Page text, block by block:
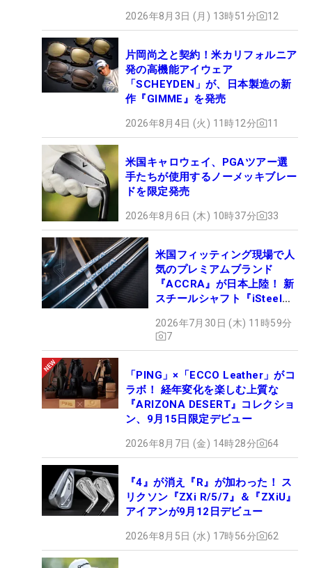
2026年8月3日 (月) 13時51分 12
片岡尚之と契約！米カリフォルニア
発の高機能アイウェア
「SCHEYDEN」が、日本製造の新
作『GIMME』を発売
2026年8月4日 (火) 11時12分 11
米国キャロウェイ、PGAツアー選
手たちが使用するノーメッキブレー
ドを限定発売
2026年8月6日 (木) 10時37分 33
米国フィッティング現場で人
気のプレミアムブランド
『ACCRA』が日本上陸！ 新
スチールシャフト『iSteel
2026年7月30日 (木) 11時59分
7
「PING」×「ECCO Leather」がコ
ラボ！ 経年変化を楽しむ上質な
『ARIZONA DESERT』コレクショ
ン、9月15日限定デビュー
2026年8月7日 (金) 14時28分 64
『4』が消え『R』が加わった！ ス
リクソン『ZXi R/5/7』＆『ZXiU』
アイアンが9月12日デビュー
2026年8月5日 (水) 17時56分 62